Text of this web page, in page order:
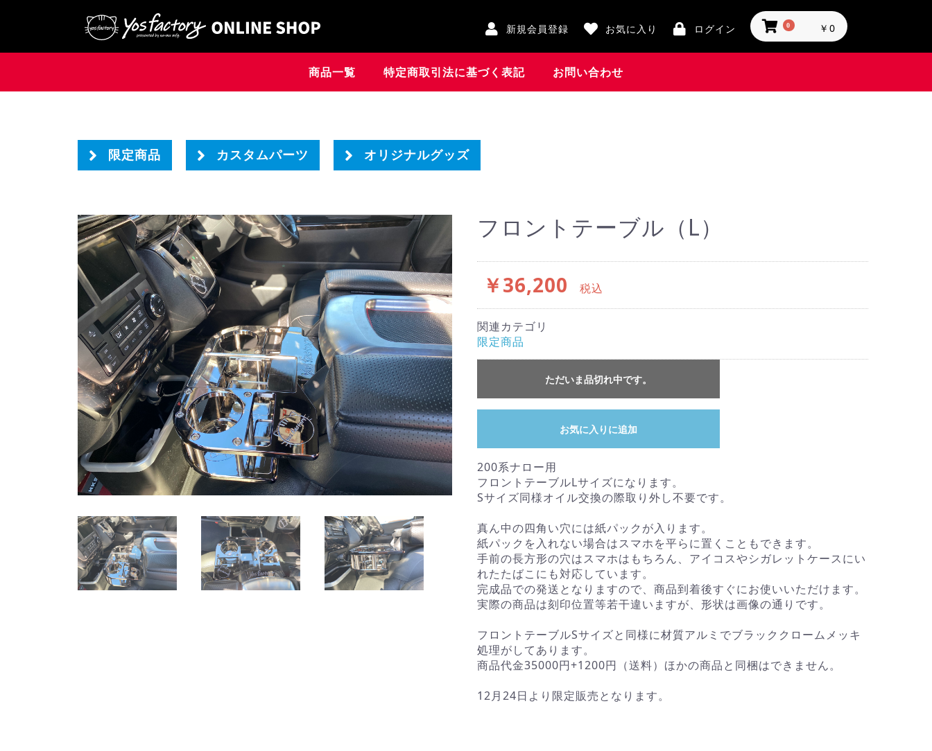
新規会員登録 お気に入り ログイン 0 ￥0
商品一覧 特定商取引法に基づく表記 お問い合わせ
限定商品 カスタムパーツ オリジナルグッズ
フロントテーブル（L）
￥36,200 税込
関連カテゴリ
限定商品
ただいま品切れ中です。
お気に入りに追加
200系ナロー用
フロントテーブルLサイズになります。
Sサイズ同様オイル交換の際取り外し不要です。
真ん中の四角い穴には紙パックが入ります。
紙パックを入れない場合はスマホを平らに置くこともできます。
手前の長方形の穴はスマホはもちろん、アイコスやシガレットケースにい
れたたばこにも対応しています。
完成品での発送となりますので、商品到着後すぐにお使いいただけます。
実際の商品は刻印位置等若干違いますが、形状は画像の通りです。
フロントテーブルSサイズと同様に材質アルミでブラッククロームメッキ
処理がしてあります。
商品代金35000円+1200円（送料）ほかの商品と同梱はできません。
12月24日より限定販売となります。